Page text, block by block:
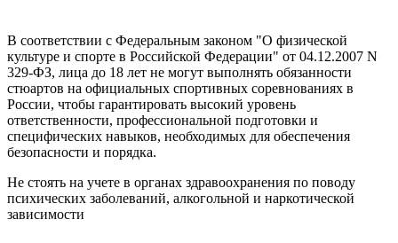
В соответствии с Федеральным законом "О физической
культуре и спорте в Российской Федерации" от 04.12.2007 N
329-ФЗ, лица до 18 лет не могут выполнять обязанности
стюартов на официальных спортивных соревнованиях в
России, чтобы гарантировать высокий уровень
ответственности, профессиональной подготовки и
специфических навыков, необходимых для обеспечения
безопасности и порядка.
Не стоять на учете в органах здравоохранения по поводу
психических заболеваний, алкогольной и наркотической
зависимости